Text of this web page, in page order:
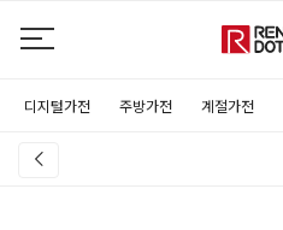
디지털가전 주방가전 계절가전